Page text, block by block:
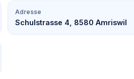
Adresse
Schulstrasse 4, 8580 Amriswil